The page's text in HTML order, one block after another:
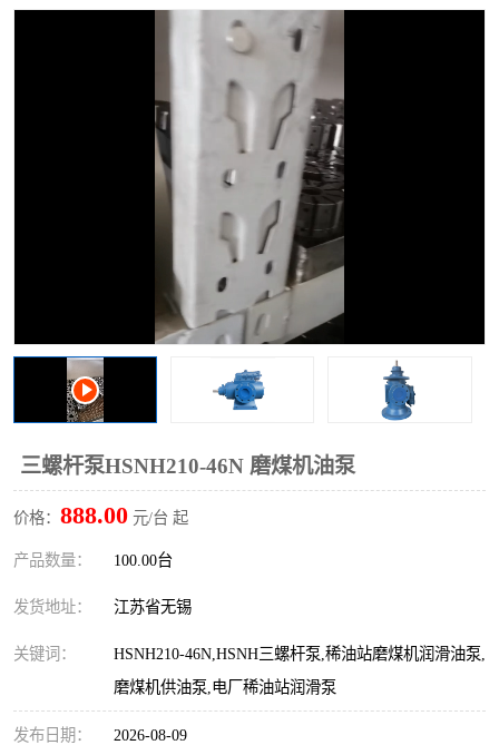
三螺杆泵HSNH210-46N 磨煤机油泵
价格： 888.00 元/台 起
产品数量： 100.00台
发货地址： 江苏省无锡
关键词：
HSNH210-46N,HSNH三螺杆泵,稀油站磨煤机润滑油泵,
磨煤机供油泵,电厂稀油站润滑泵
发布日期： 2026-08-09
电机
列管式油冷却器